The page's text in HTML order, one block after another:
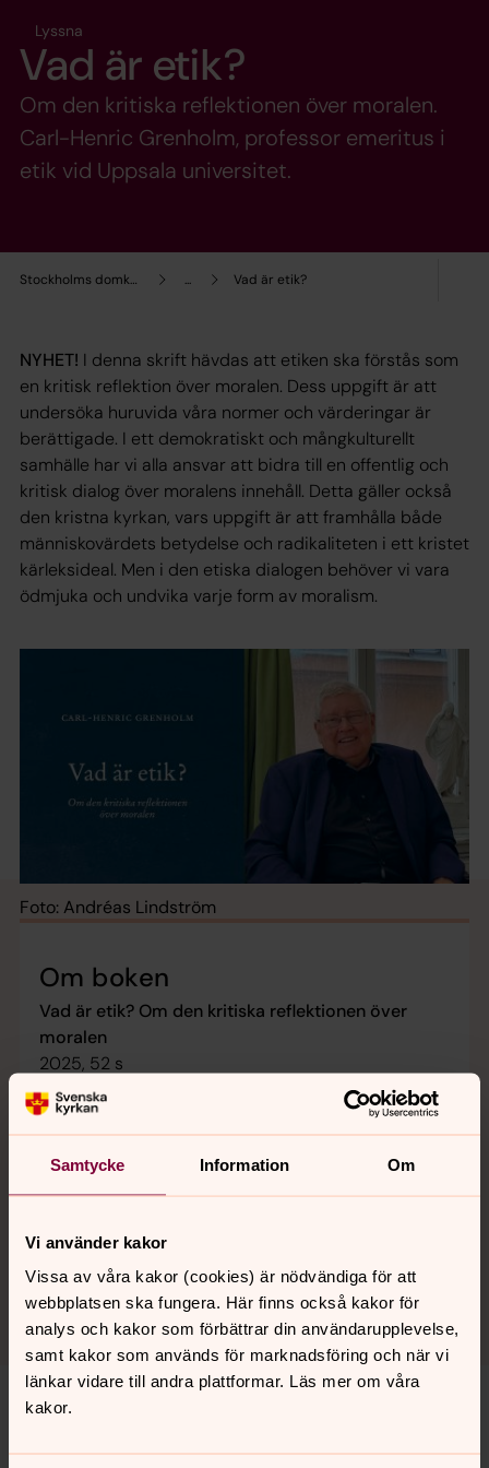
Samtycke Information Om
Vi använder kakor
Vissa av våra kakor (cookies) är nödvändiga för att
webbplatsen ska fungera. Här finns också kakor för
analys och kakor som förbättrar din användarupplevelse,
samt kakor som används för marknadsföring och när vi
länkar vidare till andra plattformar. Läs mer om våra
kakor.
Stockholms domkyrkoförsamling ... Vad är etik?
Lyssna
Vad är etik?
Om den kritiska reflektionen över moralen.
Carl-Henric Grenholm, professor emeritus i
etik vid Uppsala universitet.
NYHET! I denna skrift hävdas att etiken ska förstås som
en kritisk reflektion över moralen. Dess uppgift är att
undersöka huruvida våra normer och värderingar är
berättigade. I ett demokratiskt och mångkulturellt
samhälle har vi alla ansvar att bidra till en offentlig och
kritisk dialog över moralens innehåll. Detta gäller också
den kristna kyrkan, vars uppgift är att framhålla både
människovärdets betydelse och radikaliteten i ett kristet
kärleksideal. Men i den etiska dialogen behöver vi vara
ödmjuka och undvika varje form av moralism.
Foto: Andréas Lindström
Om boken
Vad är etik? Om den kritiska reflektionen över
moralen
2025, 52 s
Carl-Henric Grenholm, professor emeritus i etik vid
Uppsala universitet.
Boken finns till försäljning genom bland annat Arken,
Bokus och Akademibokhandeln på nätet.
Boken finns till försäljning redan nu via
Vad är etik?
Samtal om den kritiska reflektionen över moralen. Carl-